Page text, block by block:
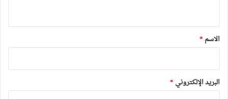
*
الاسم *
البريد الإلكتروني *